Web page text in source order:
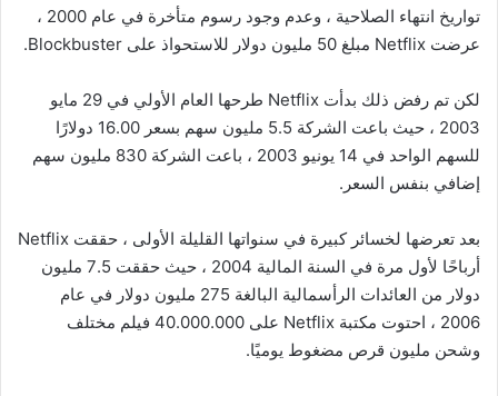
تواريخ انتهاء الصلاحية ، وعدم وجود رسوم متأخرة في عام 2000 ،
عرضت Netflix مبلغ 50 مليون دولار للاستحواذ على Blockbuster.
لكن تم رفض ذلك بدأت Netflix طرحها العام الأولي في 29 مايو
2003 ، حيث باعت الشركة 5.5 مليون سهم بسعر 16.00 دولارًا
للسهم الواحد في 14 يونيو 2003 ، باعت الشركة 830 مليون سهم
إضافي بنفس السعر.
بعد تعرضها لخسائر كبيرة في سنواتها القليلة الأولى ، حققت Netflix
أرباحًا لأول مرة في السنة المالية 2004 ، حيث حققت 7.5 مليون
دولار من العائدات الرأسمالية البالغة 275 مليون دولار في عام
2006 ، احتوت مكتبة Netflix على 40.000.000 فيلم مختلف
وشحن مليون قرص مضغوط يوميًا.